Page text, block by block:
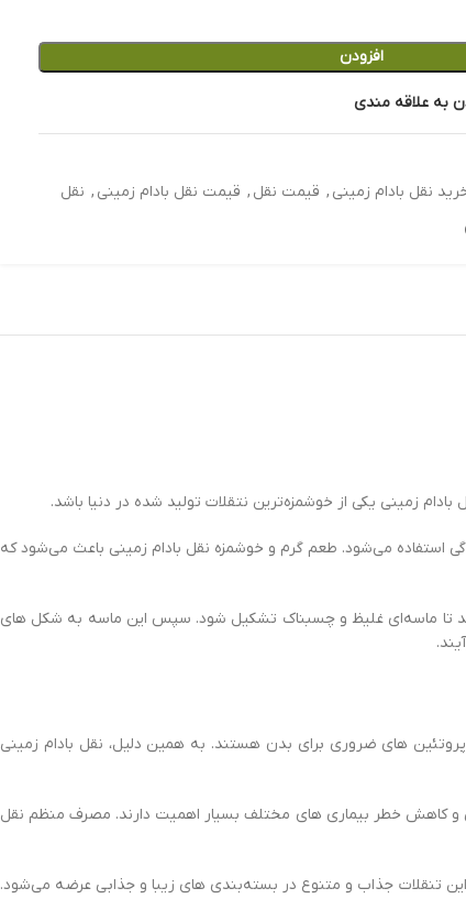
افزودن
به علاقه مندی
نقل بادام زمینی , قیمت نقل , قیمت نقل بادام زمینی , نقل
زمینی یکی از خوشمزه‌ترین نتقلات تولید شده‌ در دنیا باشد.
استفاده می‌شود. طعم گرم و خوشمزه نقل‌ بادام‌ زمینی باعث می‌شود که
تا ماسه‌ای غلیظ و چسبناک تشکیل شود. سپس این ماسه به شکل های
های ضروری برای بدن هستند. به همین دلیل، نقل‌ بادام‌ زمینی
و کاهش خطر بیماری های مختلف بسیار اهمیت دارند. مصرف منظم نقل‌
تنقلات جذاب و متنوع در بسته‌بندی های زیبا و جذابی عرضه می‌شود.